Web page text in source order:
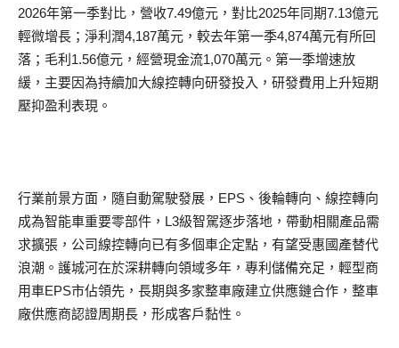
2026年第一季對比，營收7.49億元，對比2025年同期7.13億元
輕微增長；淨利潤4,187萬元，較去年第一季4,874萬元有所回
落；毛利1.56億元，經營現金流1,070萬元。第一季增速放
緩，主要因為持續加大線控轉向研發投入，研發費用上升短期
壓抑盈利表現。
行業前景方面，隨自動駕駛發展，EPS、後輪轉向、線控轉向
成為智能車重要零部件，L3級智駕逐步落地，帶動相關產品需
求擴張，公司線控轉向已有多個車企定點，有望受惠國產替代
浪潮。護城河在於深耕轉向領域多年，專利儲備充足，輕型商
用車EPS市佔領先，長期與多家整車廠建立供應鏈合作，整車
廠供應商認證周期長，形成客戶黏性。